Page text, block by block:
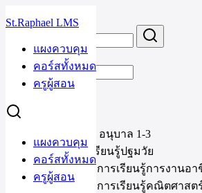
to
St.Raphael LMS
แผงควบคุม
คอร์สทั้งหมด
ครูผู้สอน
แผงควบคุม
คอร์สทั้งหมด
ครูผู้สอน
Search
หมวดหมู่
Nursery & อนุบาล 1-3
กลุ่มการเรียนรู้ปฐมวัย
กลุ่มสาระการเรียนรู้การงานอา
กลุ่มสาระการเรียนรู้คณิตศาสต